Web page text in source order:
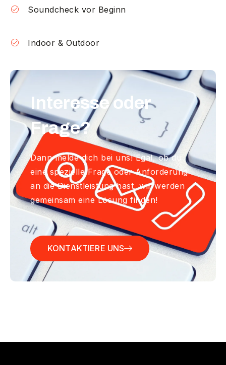
Soundcheck vor Beginn
Indoor & Outdoor
Interesse oder
Frage?
Dann melde dich bei uns! Egal, ob du
eine spezielle Frage oder Anforderung
an die Dienstleistung hast, wir werden
gemeinsam eine Lösung finden!
KONTAKTIERE UNS